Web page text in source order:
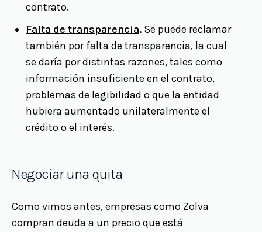
contrato.
Falta de transparencia. Se puede reclamar
también por falta de transparencia, la cual
se daría por distintas razones, tales como
información insuficiente en el contrato,
problemas de legibilidad o que la entidad
hubiera aumentado unilateralmente el
crédito o el interés.
Negociar una quita
Como vimos antes, empresas como Zolva
compran deuda a un precio que está